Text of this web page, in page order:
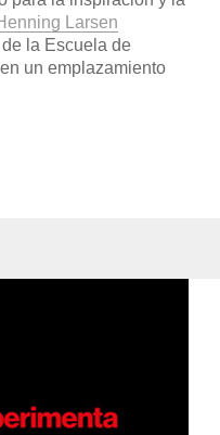
Larsen
la Escuela de
un emplazamiento
author/redaccion/